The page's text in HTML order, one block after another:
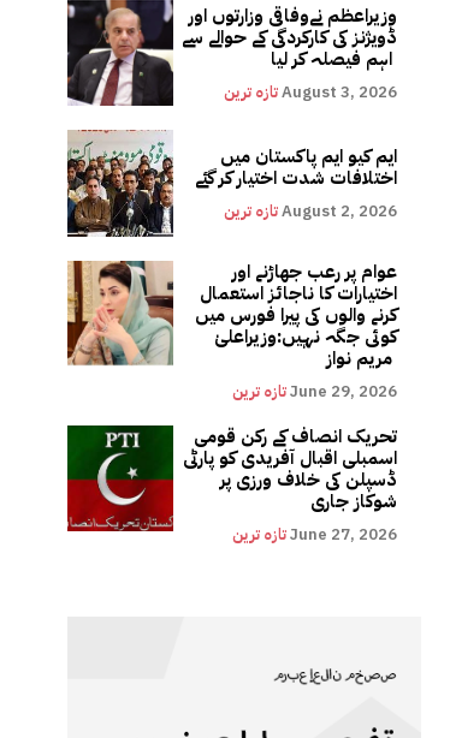
وزیراعظم نےوفاقی وزارتوں اور
ڈویژنز کی کارکردگی کے حوالے سے
تازہ ترینAugust 3, 2026
ایم کیو ایم پاکستان میں
اختلافات شدت اختیار کر گئے
تازہ ترینAugust 2, 2026
عوام پر رعب جھاڑنے اور
اختیارات کا ناجائز استعمال
کرنے والوں کی پیرا فورس میں
کوئی جگہ نہیں:وزیراعلیٰ
تازہ ترینJune 29, 2026
تحریک انصاف کے رکن قومی
اسمبلی اقبال آفریدی کو پارٹی
ڈسپلن کی خلاف ورزی پر
شوکاز جاری
تازہ ترینJune 27, 2026